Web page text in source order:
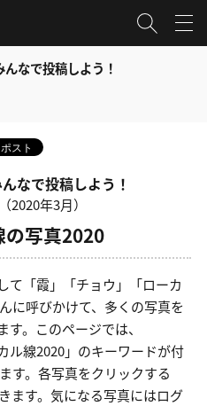
なで投稿しよう！
なで投稿しよう！
2020年3月）
の写真2020
て「霞」「チョウ」「ローカ
に呼びかけて、多くの写真を
す。このページでは、
ル線2020」のキーワードが付
す。各写真をクリックする
ます。気になる写真にはログ